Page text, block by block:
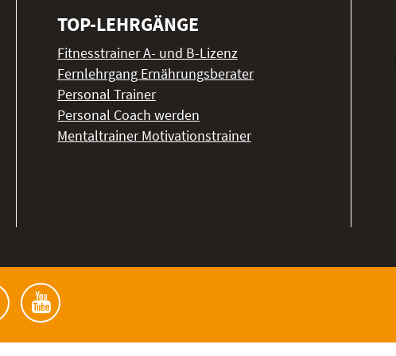
TOP-LEHRGÄNGE
Fitnesstrainer A- und B-Lizenz
Fernlehrgang Ernährungsberater
Personal Trainer
Personal Coach werden
Mentaltrainer Motivationstrainer